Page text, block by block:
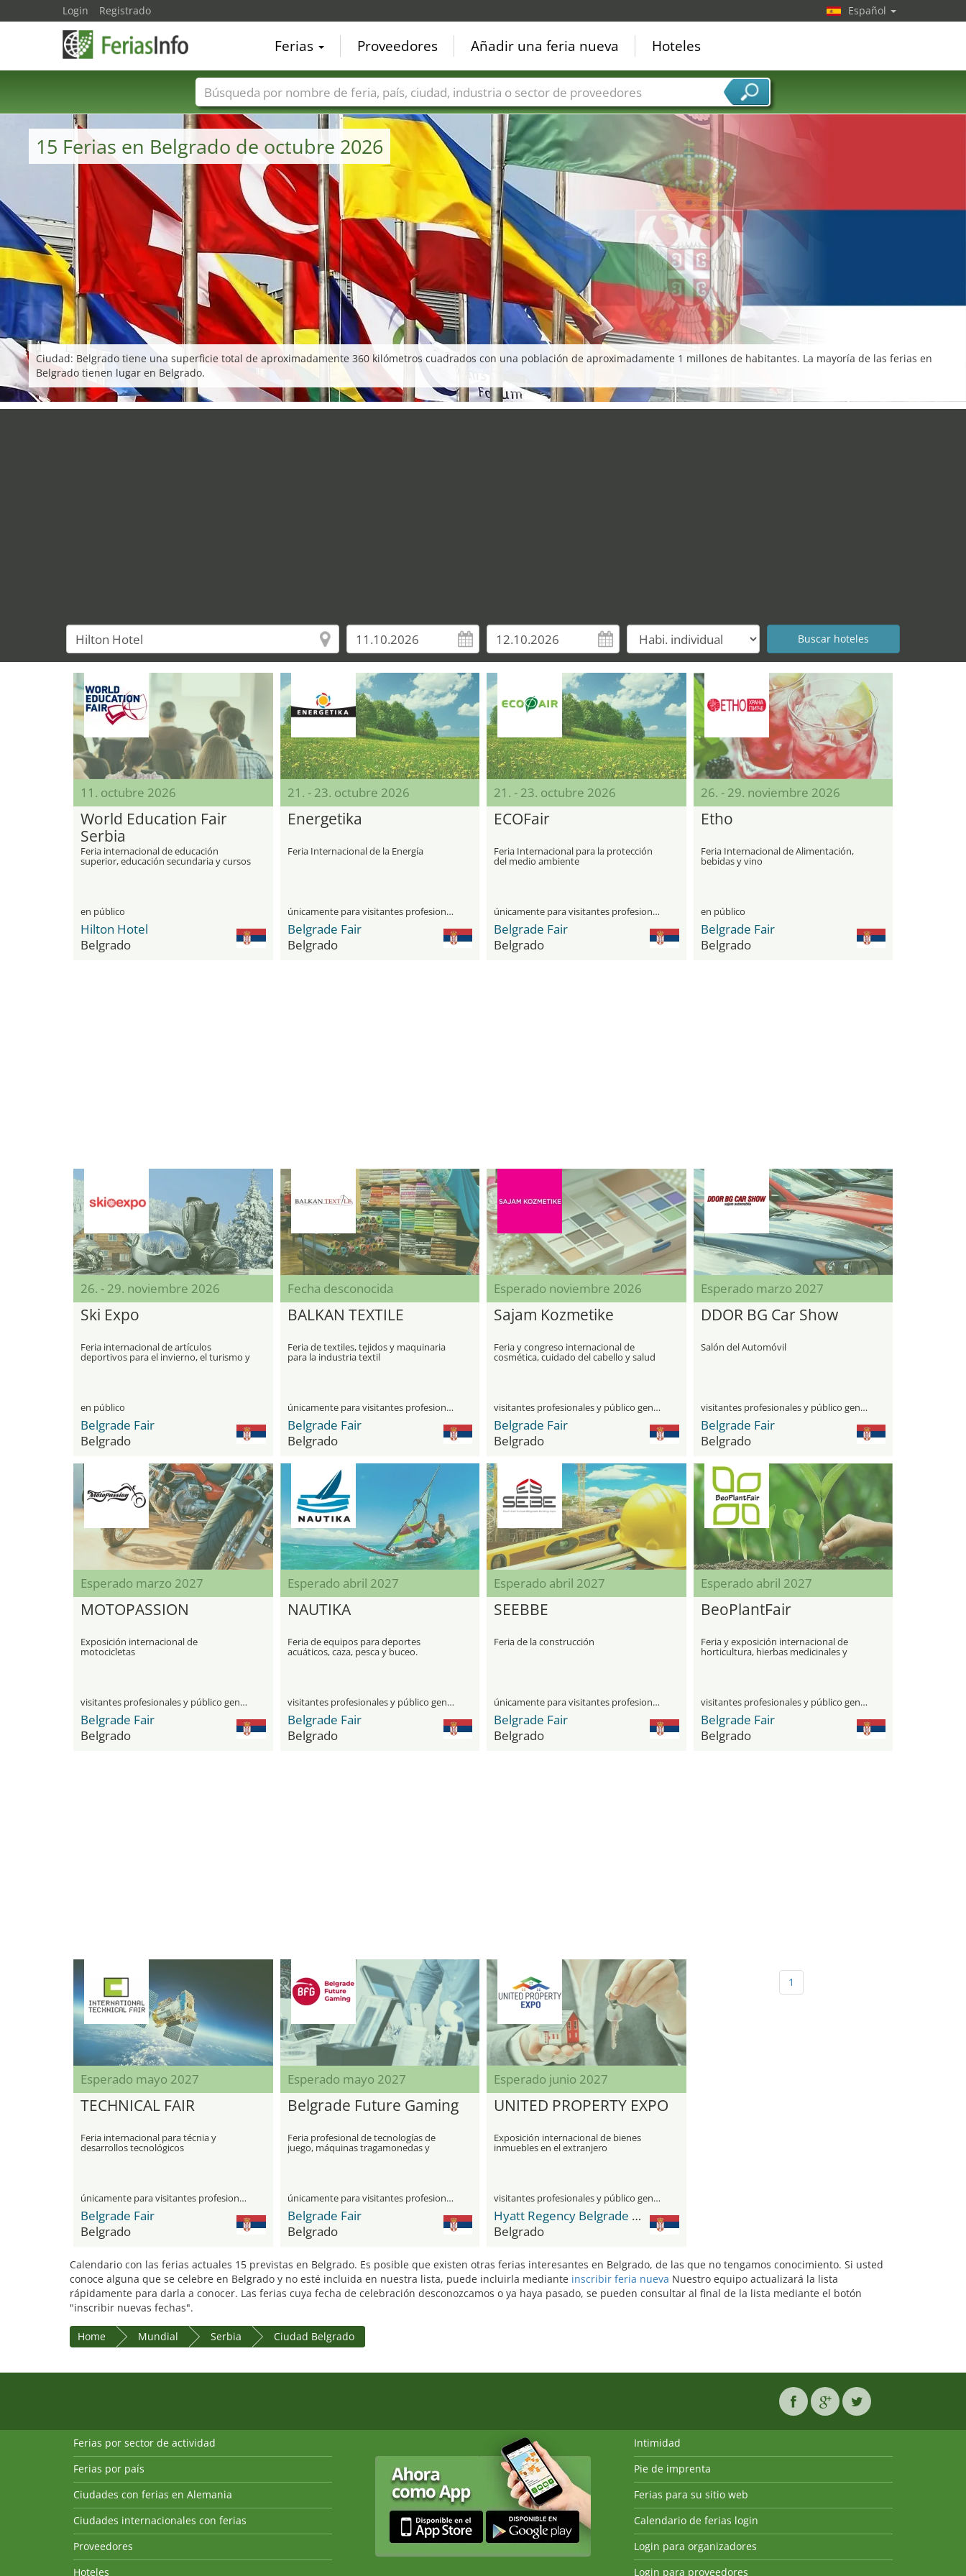
15 Ferias en Belgrado de octubre 2026
Ciudad: Belgrado tiene una superficie total de aproximadamente 360 kilómetros cuadrados con una población de aproximadamente 1 millones de habitantes. La mayoría de las ferias en
Belgrado tienen lugar en Belgrado.
11. octubre 2026
World Education Fair
Serbia
Feria internacional de educación
superior, educación secundaria y cursos
de idiomas en el extranjero
en público
Hilton Hotel
Belgrado
21. - 23. octubre 2026
Energetika
Feria Internacional de la Energía
únicamente para visitantes profesionales
Belgrade Fair
Belgrado
21. - 23. octubre 2026
ECOFair
Feria Internacional para la protección
del medio ambiente
únicamente para visitantes profesionales
Belgrade Fair
Belgrado
26. - 29. noviembre 2026
Etho
Feria Internacional de Alimentación,
bebidas y vino
en público
Belgrade Fair
Belgrado
26. - 29. noviembre 2026
Ski Expo
Feria internacional de artículos
deportivos para el invierno, el turismo y
la recreación
en público
Belgrade Fair
Belgrado
Fecha desconocida
BALKAN TEXTILE
Feria de textiles, tejidos y maquinaria
para la industria textil
únicamente para visitantes profesionales
Belgrade Fair
Belgrado
Esperado noviembre 2026
Sajam Kozmetike
Feria y congreso internacional de
cosmética, cuidado del cabello y salud
visitantes profesionales y público general
Belgrade Fair
Belgrado
Esperado marzo 2027
DDOR BG Car Show
Salón del Automóvil
visitantes profesionales y público general
Belgrade Fair
Belgrado
Esperado marzo 2027
MOTOPASSION
Exposición internacional de
motocicletas
visitantes profesionales y público general
Belgrade Fair
Belgrado
Esperado abril 2027
NAUTIKA
Feria de equipos para deportes
acuáticos, caza, pesca y buceo.
visitantes profesionales y público general
Belgrade Fair
Belgrado
Esperado abril 2027
SEEBBE
Feria de la construcción
únicamente para visitantes profesionales
Belgrade Fair
Belgrado
Esperado abril 2027
BeoPlantFair
Feria y exposición internacional de
horticultura, hierbas medicinales y
visitantes profesionales y público general
Belgrade Fair
Belgrado
Esperado mayo 2027
TECHNICAL FAIR
Feria internacional para técnia y
desarrollos tecnológicos
únicamente para visitantes profesionales
Belgrade Fair
Belgrado
Esperado mayo 2027
Belgrade Future Gaming
Feria profesional de tecnologías de
juego, máquinas tragamonedas y
soluciones de juego digital
únicamente para visitantes profesionales
Belgrade Fair
Belgrado
Esperado junio 2027
UNITED PROPERTY EXPO
Exposición internacional de bienes
inmuebles en el extranjero
visitantes profesionales y público general
Hyatt Regency Belgrade Hotel
Belgrado
1
Calendario con las ferias actuales 15 previstas en Belgrado. Es posible que existen otras ferias interesantes en Belgrado, de las que no tengamos conocimiento. Si usted
conoce alguna que se celebre en Belgrado y no esté incluida en nuestra lista, puede incluirla mediante inscribir feria nueva Nuestro equipo actualizará la lista
rápidamente para darla a conocer. Las ferias cuya fecha de celebración desconozcamos o ya haya pasado, se pueden consultar al final de la lista mediante el botón
"inscribir nuevas fechas".
Home Mundial Serbia Ciudad Belgrado
Login Registrado Español
Ferias Proveedores Añadir una feria nueva Hoteles
Nombres de ferias Países Ciudades Sectores de ferias Sectores de proveedor de servicios
Ferias por sector de actividad
Ferias por país
Ciudades con ferias en Alemania
Ciudades internacionales con ferias
Proveedores
Hoteles
Intimidad
Pie de imprenta
Ferias para su sitio web
Calendario de ferias login
Login para organizadores
Login para proveedores